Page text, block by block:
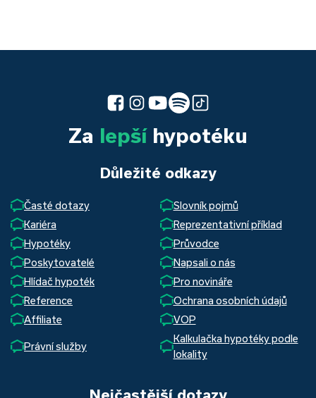
Za lepšíhypotéku
Důležité odkazy
Časté dotazy
Slovník pojmů
Kariéra
Reprezentativní příklad
Hypotéky
Průvodce
Poskytovatelé
Napsali o nás
Hlídač hypoték
Pro novináře
Reference
Ochrana osobních údajů
Affiliate
VOP
Právní služby
Kalkulačka hypotéky podle
lokality
Nejčastější dotazy